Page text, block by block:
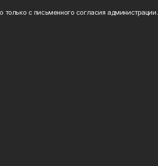
с письменного согласия администрации.